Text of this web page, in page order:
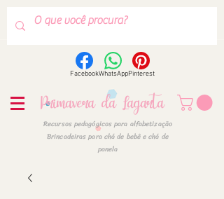
FacebookWhatsAppPinterest
Primavera da Lagarta
Recursos pedagógicos para alfabetização
Brincadeiras para chá de bebê e chá de
panela